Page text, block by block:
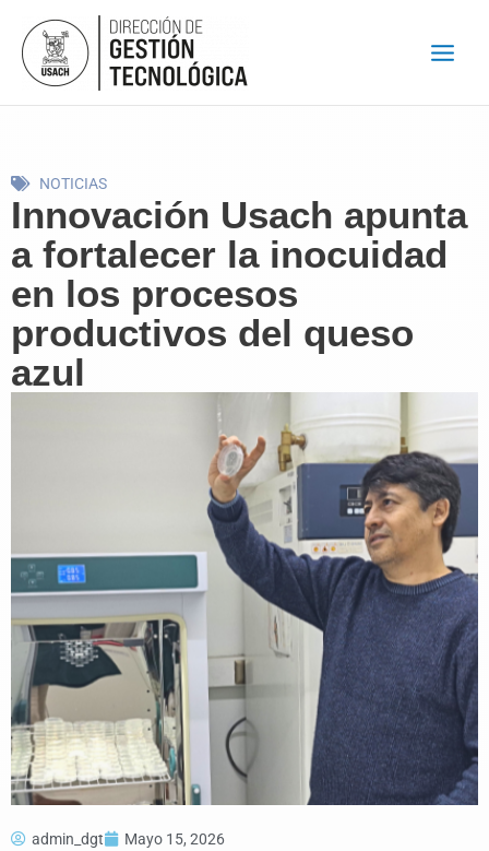
contenido
NOTICIAS
Innovación Usach apunta
a fortalecer la inocuidad
en los procesos
productivos del queso
azul
admin_dgt Mayo 15, 2026